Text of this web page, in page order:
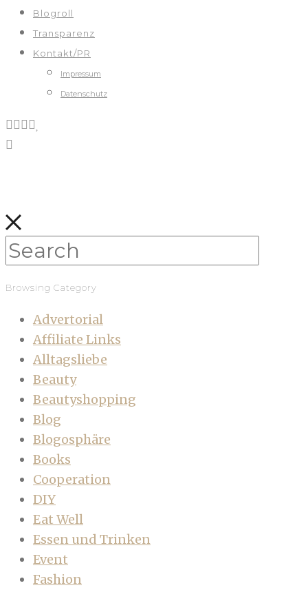
Blogroll
Transparenz
Kontakt/PR
Impressum
Datenschutz
Browsing Category
Advertorial
Affiliate Links
Alltagsliebe
Beauty
Beautyshopping
Blog
Blogosphäre
Books
Cooperation
DIY
Eat Well
Essen und Trinken
Event
Fashion